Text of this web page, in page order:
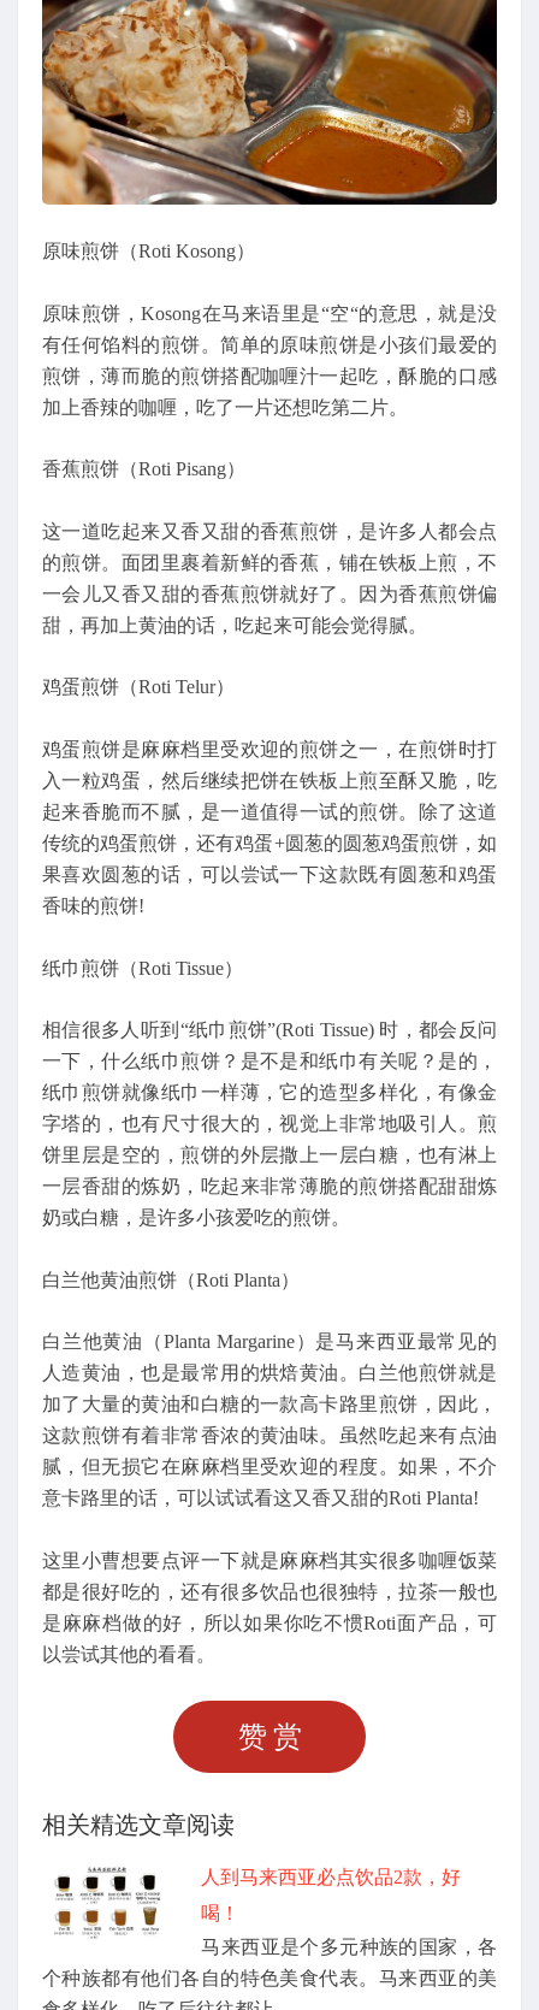
原味煎饼（Roti Kosong）
原味煎饼，Kosong在马来语里是“空“的意思，就是没
有任何馅料的煎饼。简单的原味煎饼是小孩们最爱的
煎饼，薄而脆的煎饼搭配咖喱汁一起吃，酥脆的口感
加上香辣的咖喱，吃了一片还想吃第二片。
香蕉煎饼（Roti Pisang）
这一道吃起来又香又甜的香蕉煎饼，是许多人都会点
的煎饼。面团里裹着新鲜的香蕉，铺在铁板上煎，不
一会儿又香又甜的香蕉煎饼就好了。因为香蕉煎饼偏
甜，再加上黄油的话，吃起来可能会觉得腻。
鸡蛋煎饼（Roti Telur）
鸡蛋煎饼是麻麻档里受欢迎的煎饼之一，在煎饼时打
入一粒鸡蛋，然后继续把饼在铁板上煎至酥又脆，吃
起来香脆而不腻，是一道值得一试的煎饼。除了这道
传统的鸡蛋煎饼，还有鸡蛋+圆葱的圆葱鸡蛋煎饼，如
果喜欢圆葱的话，可以尝试一下这款既有圆葱和鸡蛋
香味的煎饼!
纸巾煎饼（Roti Tissue）
相信很多人听到“纸巾煎饼”(Roti Tissue) 时，都会反问
一下，什么纸巾煎饼？是不是和纸巾有关呢？是的，
纸巾煎饼就像纸巾一样薄，它的造型多样化，有像金
字塔的，也有尺寸很大的，视觉上非常地吸引人。煎
饼里层是空的，煎饼的外层撒上一层白糖，也有淋上
一层香甜的炼奶，吃起来非常薄脆的煎饼搭配甜甜炼
奶或白糖，是许多小孩爱吃的煎饼。
白兰他黄油煎饼（Roti Planta）
白兰他黄油（Planta Margarine）是马来西亚最常见的
人造黄油，也是最常用的烘焙黄油。白兰他煎饼就是
加了大量的黄油和白糖的一款高卡路里煎饼，因此，
这款煎饼有着非常香浓的黄油味。虽然吃起来有点油
腻，但无损它在麻麻档里受欢迎的程度。如果，不介
意卡路里的话，可以试试看这又香又甜的Roti Planta!
这里小曹想要点评一下就是麻麻档其实很多咖喱饭菜
都是很好吃的，还有很多饮品也很独特，拉茶一般也
是麻麻档做的好，所以如果你吃不惯Roti面产品，可
以尝试其他的看看。
赞赏
相关精选文章阅读
人到马来西亚必点饮品2款，好
喝！
马来西亚是个多元种族的国家，各
个种族都有他们各自的特色美食代表。马来西亚的美